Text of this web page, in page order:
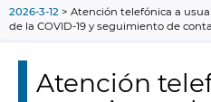
2026-3-12
Atención telefónica a
de la COVID-19 y seguimiento de
Atención